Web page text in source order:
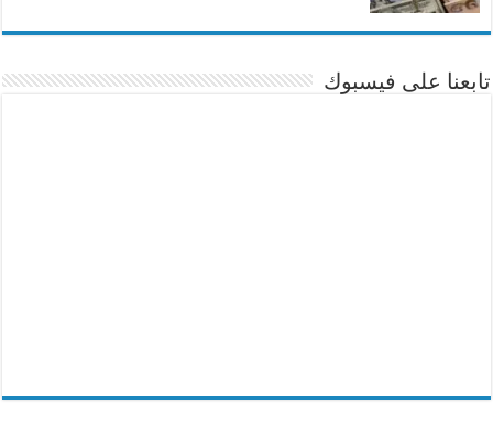
تابعنا على فيسبوك